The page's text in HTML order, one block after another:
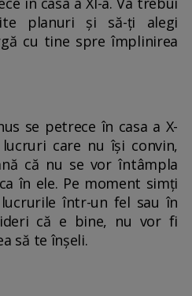
planuri și să-ți alegi
cu tine spre împlinirea
se petrece în casa a X-
care nu își convin,
că nu se vor întâmpla
în ele. Pe moment simți
într-un fel sau în
că e bine, nu vor fi
să te înșeli.